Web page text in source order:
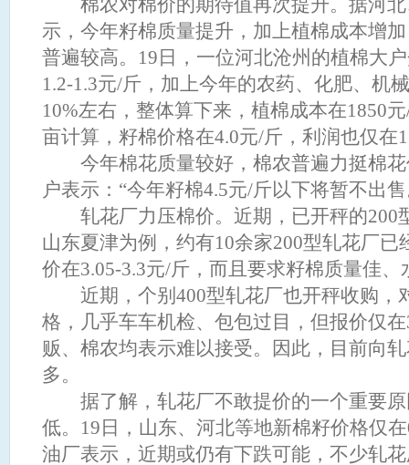
棉农对棉价的期待值再次提升。据河北
示，今年籽棉质量提升，加上植棉成本增
普遍较高。19日，一位河北沧州的植棉大
1.2-1.3元/斤，加上今年的农药、化肥、机
10%左右，整体算下来，植棉成本在1850
亩计算，籽棉价格在4.0元/斤，利润也仅在
今年棉花质量较好，棉农普遍力挺棉花
户表示：“今年籽棉4.5元/斤以下将暂不出售
轧花厂力压棉价。近期，已开秤的200
山东夏津为例，约有10余家200型轧花厂已
价在3.05-3.3元/斤，而且要求籽棉质量佳、
近期，个别400型轧花厂也开秤收购，
格，几乎车车机检、包包过目，但报价仅
贩、棉农均表示难以接受。因此，目前向
多。
据了解，轧花厂不敢提价的一个重要原
低。19日，山东、河北等地新棉籽价格仅
油厂表示，近期或仍有下跌可能，不少轧